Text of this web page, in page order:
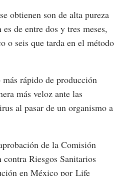
obtienen son de alta pureza
de entre dos y tres meses,
o seis que tarda en el método
rápido de producción
más veloz ante las
al pasar de un organismo a
de la Comisión
Riesgos Sanitarios
en México por Life